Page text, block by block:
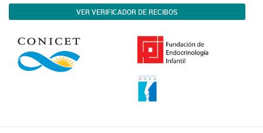
VER VERIFICADOR DE RECIBOS